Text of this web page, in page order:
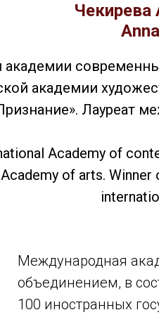
Чекирева
академии
Лауреат
Academy of
of arts.
Международная
объединением, в
100 иностранных